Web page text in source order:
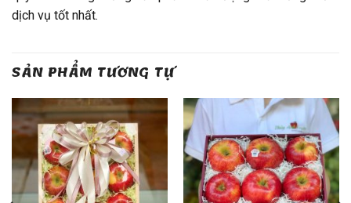
dịch vụ tốt nhất.
SẢN PHẨM TƯƠNG TỰ